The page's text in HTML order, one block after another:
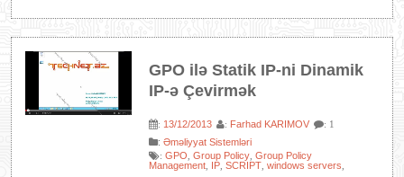
GPO ilə Statik IP-ni Dinamik
IP-ə Çevirmək
: 13/12/2013 : Farhad KARIMOV : 1
:Əməliyyat Sistemləri
:GPO ,Group Policy ,Group Policy
Management IP ,SCRIPT ,windows servers